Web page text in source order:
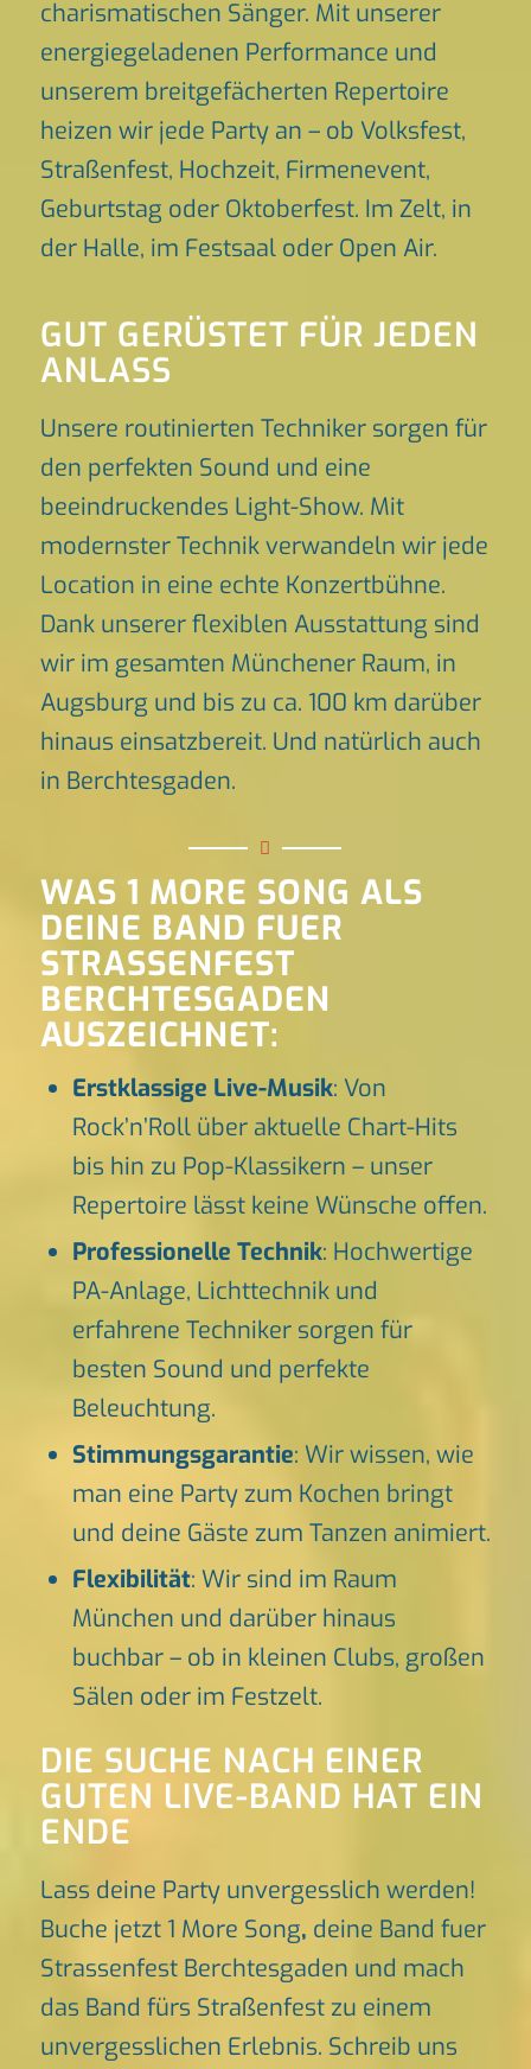
charismatischen Sänger. Mit unserer
energiegeladenen Performance und
unserem breitgefächerten Repertoire
heizen wir jede Party an – ob Volksfest,
Straßenfest, Hochzeit, Firmenevent,
Geburtstag oder Oktoberfest. Im Zelt, in
der Halle, im Festsaal oder Open Air.
GUT GERÜSTET FÜR JEDEN
ANLASS
Unsere routinierten Techniker sorgen für
den perfekten Sound und eine
beeindruckendes Light-Show. Mit
modernster Technik verwandeln wir jede
Location in eine echte Konzertbühne.
Dank unserer flexiblen Ausstattung sind
wir im gesamten Münchener Raum, in
Augsburg und bis zu ca. 100 km darüber
hinaus einsatzbereit. Und natürlich auch
in Berchtesgaden.
WAS 1 MORE SONG ALS
DEINE BAND FUER
STRASSENFEST
BERCHTESGADEN
AUSZEICHNET:
Erstklassige Live-Musik: Von
Rock’n’Roll über aktuelle Chart-Hits
bis hin zu Pop-Klassikern – unser
Repertoire lässt keine Wünsche offen.
Professionelle Technik: Hochwertige
PA-Anlage, Lichttechnik und
erfahrene Techniker sorgen für
besten Sound und perfekte
Beleuchtung.
Stimmungsgarantie: Wir wissen, wie
man eine Party zum Kochen bringt
und deine Gäste zum Tanzen animiert.
Flexibilität: Wir sind im Raum
München und darüber hinaus
buchbar – ob in kleinen Clubs, großen
Sälen oder im Festzelt.
DIE SUCHE NACH EINER
GUTEN LIVE-BAND HAT EIN
ENDE
Lass deine Party unvergesslich werden!
Buche jetzt 1 More Song, deine Band fuer
Strassenfest Berchtesgaden und mach
das Band fürs Straßenfest zu einem
unvergesslichen Erlebnis. Schreib uns